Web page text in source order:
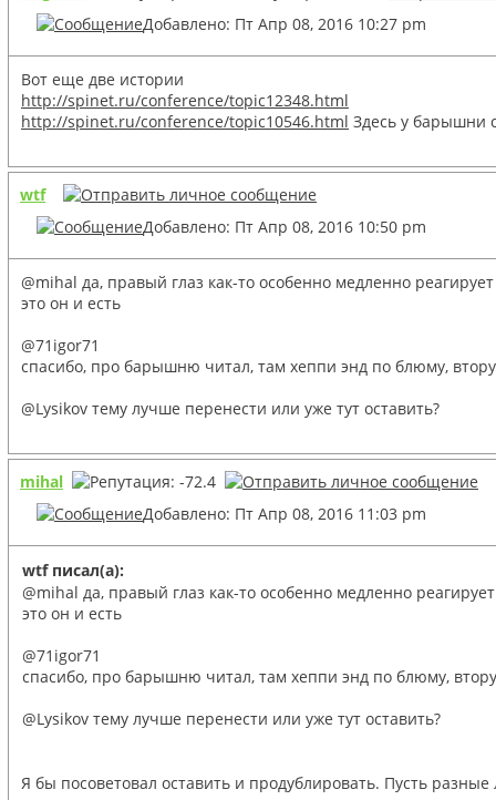
Добавлено: Пт Апр 08, 2016 10:27 pm
Вот еще две истории
http://spinet.ru/conference/topic12348.html
http://spinet.ru/conference/topic10546.html Здесь у барышни
wtf
Добавлено: Пт Апр 08, 2016 10:50 pm
@mihal да, правый глаз как-то особенно медленно
это он и есть
@71igor71
спасибо, про барышню читал, там хеппи энд по блюму,
@Lysikov тему лучше перенести или уже тут оставить?
mihal
Добавлено: Пт Апр 08, 2016 11:03 pm
wtf писал(а):
@mihal да, правый глаз как-то особенно медленно
это он и есть
@71igor71
спасибо, про барышню читал, там хеппи энд по блюму,
@Lysikov тему лучше перенести или уже тут оставить?
Я бы посоветовал оставить и продублировать. Пусть